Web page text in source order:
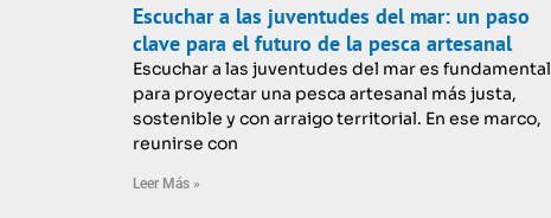
Escuchar a las juventudes del mar: un paso
clave para el futuro de la pesca artesanal
Escuchar a las juventudes del mar es fundamental
para proyectar una pesca artesanal más justa,
sostenible y con arraigo territorial. En ese marco,
reunirse con
Leer Más »